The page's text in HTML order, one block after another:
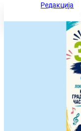
Редакција